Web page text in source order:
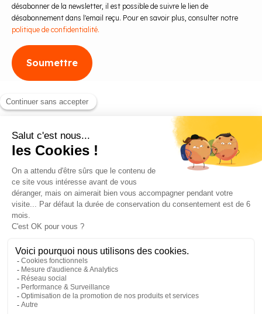
désabonner de la newsletter, il est possible de suivre le lien de
désabonnement dans l'email reçu. Pour en savoir plus, consulter notre
politique de confidentialité.
Blog
Contact
©2026 ANEO - All rights reserved